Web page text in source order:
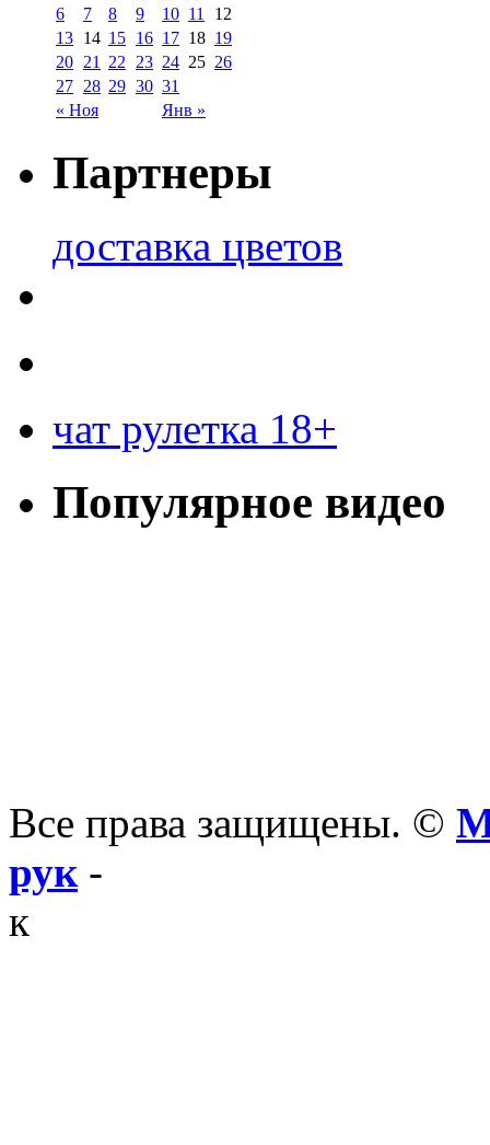
« Ноя Янв »
6
7 8 9 10 11
12
13 14 15 16 17 18 19
20 21 22 23 24 25 26
27 28 29 30 31
Партнеры
доставка цветов
чат рулетка 18+
Популярное видео
Все права защищены. ©
рук-
к